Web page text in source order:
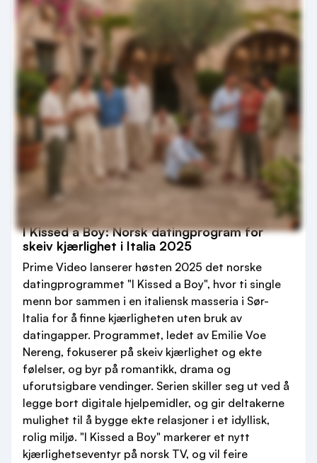
I Kissed a Boy: Norsk datingprogram for
skeiv kjærlighet i Italia 2025
Prime Video lanserer høsten 2025 det norske
datingprogrammet "I Kissed a Boy", hvor ti single
menn bor sammen i en italiensk masseria i Sør-
Italia for å finne kjærligheten uten bruk av
datingapper. Programmet, ledet av Emilie Voe
Nereng, fokuserer på skeiv kjærlighet og ekte
følelser, og byr på romantikk, drama og
uforutsigbare vendinger. Serien skiller seg ut ved å
legge bort digitale hjelpemidler, og gir deltakerne
mulighet til å bygge ekte relasjoner i et idyllisk,
rolig miljø. "I Kissed a Boy" markerer et nytt
kjærlighetseventyr på norsk TV, og vil feire